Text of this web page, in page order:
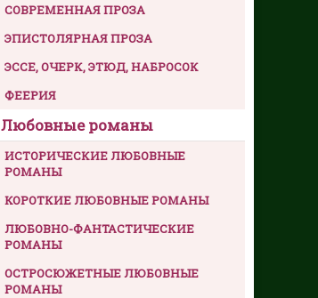
СОВРЕМЕННАЯ ПРОЗА
ЭПИСТОЛЯРНАЯ ПРОЗА
ЭССЕ, ОЧЕРК, ЭТЮД, НАБРОСОК
ФЕЕРИЯ
Любовные романы
ИСТОРИЧЕСКИЕ ЛЮБОВНЫЕ
РОМАНЫ
КОРОТКИЕ ЛЮБОВНЫЕ РОМАНЫ
ЛЮБОВНО-ФАНТАСТИЧЕСКИЕ
РОМАНЫ
ОСТРОСЮЖЕТНЫЕ ЛЮБОВНЫЕ
РОМАНЫ